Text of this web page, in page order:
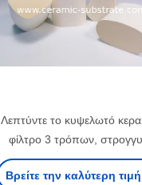
Λεπτύντε το κυψελωτό
φίλτρο 3 τρόπων,
Cordierite υπόστρωμα
Βρείτε την καλύτερη τιμή